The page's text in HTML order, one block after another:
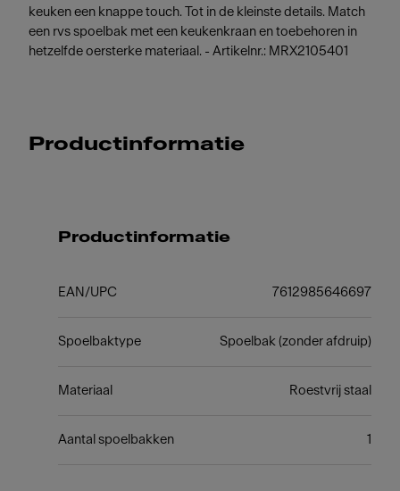
keuken een knappe touch. Tot in de kleinste details. Match
een rvs spoelbak met een keukenkraan en toebehoren in
hetzelfde oersterke materiaal. - Artikelnr.: MRX2105401
Productinformatie
Productinformatie
EAN/UPC 7612985646697
Spoelbaktype Spoelbak (zonder afdruip)
Materiaal Roestvrij staal
Aantal spoelbakken 1